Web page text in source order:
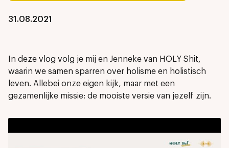
31.08.2021
In deze vlog volg je mij en Jenneke van HOLY Shit,
waarin we samen sparren over holisme en holistisch
leven. Allebei onze eigen kijk, maar met een
gezamenlijke missie: de mooiste versie van jezelf zijn.